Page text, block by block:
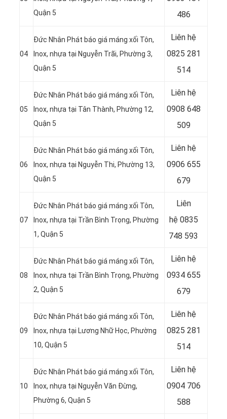
Quận 5
486
04
Đức Nhân Phát báo giá máng xối Tôn,
Inox, nhựa tại Nguyễn Trãi, Phường 3,
Quận 5
Liên hệ
0825 281
514
05
Đức Nhân Phát báo giá máng xối Tôn,
Inox, nhựa tại Tân Thành, Phường 12,
Quận 5
Liên hệ
0908 648
509
06
Đức Nhân Phát báo giá máng xối Tôn,
Inox, nhựa tại Nguyễn Thi, Phường 13,
Quận 5
Liên hệ
0906 655
679
07
Đức Nhân Phát báo giá máng xối Tôn,
Inox, nhựa tại Trần Bình Trọng, Phường
1, Quận 5
Liên
hệ 0835
748 593
08
Đức Nhân Phát báo giá máng xối Tôn,
Inox, nhựa tại Trần Bình Trọng, Phường
2, Quận 5
Liên hệ
0934 655
679
09
Đức Nhân Phát báo giá máng xối Tôn,
Inox, nhựa tại Lương Nhữ Học, Phường
10, Quận 5
Liên hệ
0825 281
514
10
Đức Nhân Phát báo giá máng xối Tôn,
Inox, nhựa tại Nguyễn Văn Đừng,
Phường 6, Quận 5
Liên hệ
0904 706
588